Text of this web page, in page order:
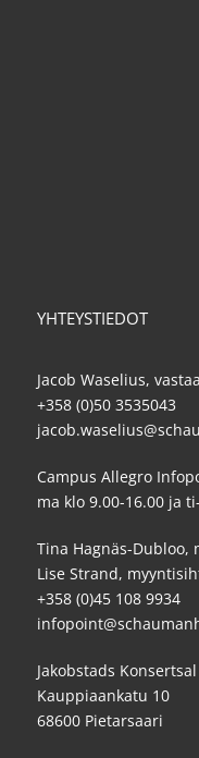
YHTEYSTIEDOT
Jacob Waselius,
+358 (0)50 3535043
Campus Allegro
ma klo 9.00-16.00 ja
Tina Hagnäs-Dubloo,
Lise Strand,
+358 (0)45 108 9934
Jakobstads
Kauppiaankatu 10
68600 Pietarsaari